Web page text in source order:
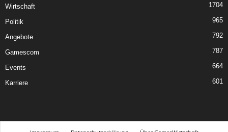
Wirtschaft 1704
Politik 965
Angebote 792
Gamescom 787
Events 664
Karriere 601